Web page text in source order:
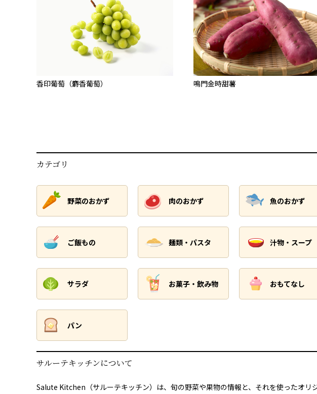
香印葡萄（麝香葡萄） 鳴門金時甜薯
カテゴリ
野菜のおかず 肉のおかず 魚のおかず
ご飯もの 麺類・パスタ 汁物・スープ
サラダ お菓子・飲み物 おもてなし
パン
サルーテキッチンについて
Salute Kitchen（サルーテキッチン）は、旬の野菜や果物の情報と、それを使ったオリ